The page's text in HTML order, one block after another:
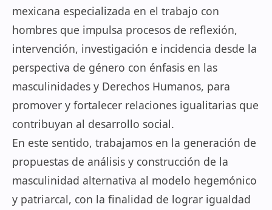
mexicana especializada en el trabajo con
hombres que impulsa procesos de reflexión,
intervención, investigación e incidencia desde la
perspectiva de género con énfasis en las
masculinidades y Derechos Humanos, para
promover y fortalecer relaciones igualitarias que
contribuyan al desarrollo social.
En este sentido, trabajamos en la generación de
propuestas de análisis y construcción de la
masculinidad alternativa al modelo hegemónico
y patriarcal, con la finalidad de lograr igualdad